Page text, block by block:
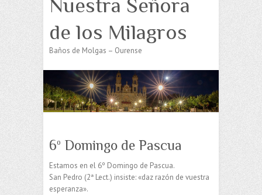
Nuestra Señora
de los Milagros
Baños de Molgas – Ourense
6º Domingo de Pascua
Estamos en el 6º Domingo de Pascua.
San Pedro (2ª Lect.) insiste: «daz razón de vuestra
esperanza».